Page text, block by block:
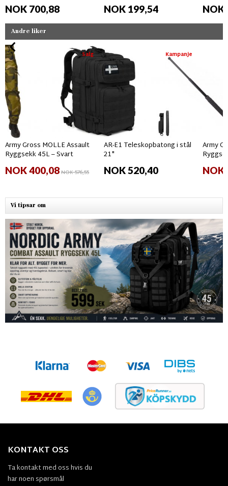
NOK 700,88 NOK 199,54 NOK
Andre liker
Salg
Army Gross MOLLE Assault
Ryggsekk 45L – Svart
NOK 400,08NOK 576,55
Kampanje
AR-E1 Teleskopbatong i stål
21"
NOK 520,40
Army
NOK
Vi tipsar om
KONTAKT OSS
Ta kontakt med oss hvis du
har noen spørsmål